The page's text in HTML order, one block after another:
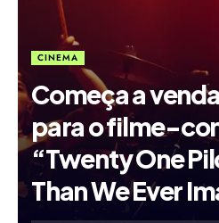
CINEMA
Começa a
para o filme-
“Twenty One
Than We Ever